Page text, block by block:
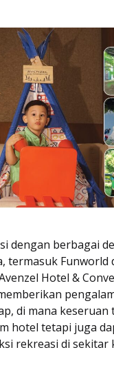
dengan berbagai
termasuk Funworld
Hotel &
di mana keseruan
hotel tetapi juga
rekreasi di sekitar